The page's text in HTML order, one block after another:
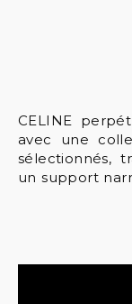
CELINE
avec une
sélectionnés,
un support